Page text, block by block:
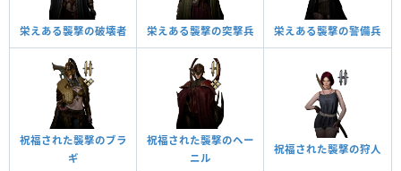
栄えある襲撃の破壊者 栄えある襲撃の突撃兵 栄えある襲撃の警備兵
祝福された襲撃のブラ
ギ
祝福された襲撃のヘー
ニル
祝福された襲撃の狩人